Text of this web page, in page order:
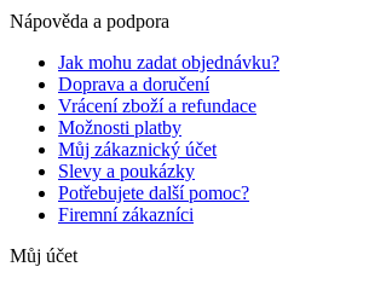
Nápověda a podpora
Jak mohu zadat objednávku?
Doprava a doručení
Vrácení zboží a refundace
Možnosti platby
Můj zákaznický účet
Slevy a poukázky
Potřebujete další pomoc?
Firemní zákazníci
Můj účet